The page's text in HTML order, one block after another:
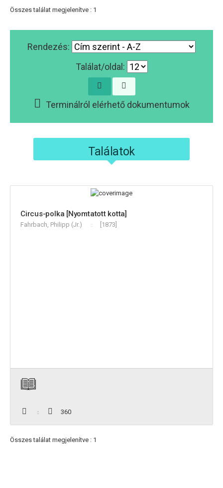
Összes találat megjelenítve : 1
Rendezés:
Találat/oldal:
Terminálról elérhető dokumentumok
Találatok
Circus-polka [Nyomtatott kotta]
Fahrbach, Philipp (Jr.) [1873]
360
Összes találat megjelenítve : 1